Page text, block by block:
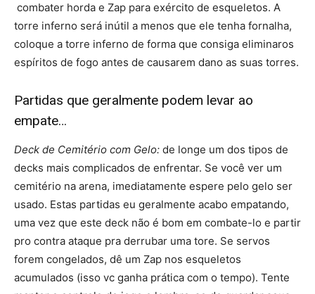
combater horda e Zap para exército de esqueletos. A
torre inferno será inútil a menos que ele tenha fornalha,
coloque a torre inferno de forma que consiga eliminaros
espíritos de fogo antes de causarem dano as suas torres.
Partidas que geralmente podem levar ao
empate…
Deck de Cemitério com Gelo: de longe um dos tipos de
decks mais complicados de enfrentar. Se você ver um
cemitério na arena, imediatamente espere pelo gelo ser
usado. Estas partidas eu geralmente acabo empatando,
uma vez que este deck não é bom em combate-lo e partir
pro contra ataque pra derrubar uma tore. Se servos
forem congelados, dê um Zap nos esqueletos
acumulados (isso vc ganha prática com o tempo). Tente